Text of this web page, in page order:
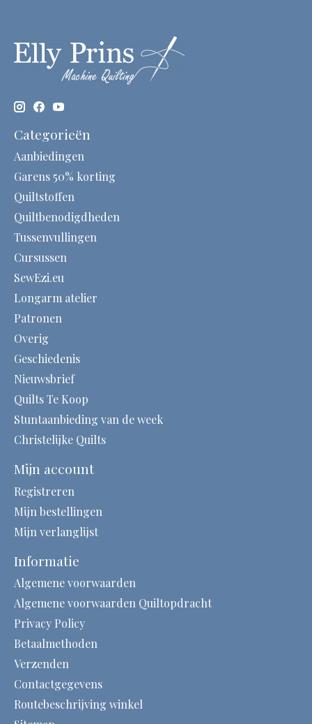
Categorieën
Aanbiedingen
Garens 50% korting
Quiltstoffen
Quiltbenodigdheden
Tussenvullingen
Cursussen
SewEzi.eu
Longarm atelier
Patronen
Overig
Geschiedenis
Nieuwsbrief
Quilts Te Koop
Stuntaanbieding van de week
Christelijke Quilts
Mijn account
Registreren
Mijn bestellingen
Mijn verlanglijst
Informatie
Algemene voorwaarden
Algemene voorwaarden Quiltopdracht
Privacy Policy
Betaalmethoden
Verzenden
Contactgegevens
Routebeschrijving winkel